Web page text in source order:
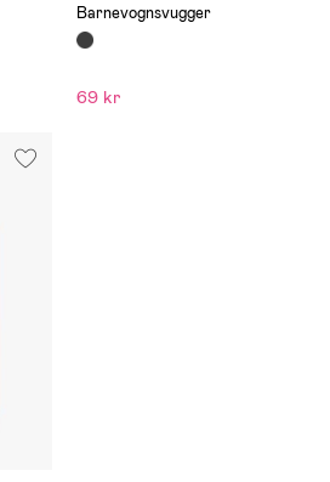
Barnevognsvugger
69 kr